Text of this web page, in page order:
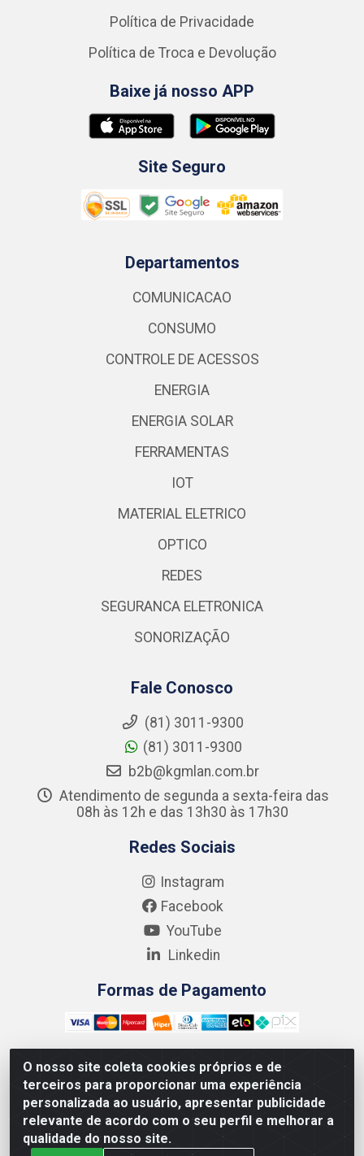
O nosso site coleta cookies próprios e de
terceiros para proporcionar uma experiência
personalizada ao usuário, apresentar publicidade
relevante de acordo com o seu perfil e melhorar a
qualidade do nosso site.
Política de Privacidade
Política de Troca e Devolução
Baixe já nosso APP
Site Seguro
Departamentos
COMUNICACAO
CONSUMO
CONTROLE DE ACESSOS
ENERGIA
ENERGIA SOLAR
FERRAMENTAS
IOT
MATERIAL ELETRICO
OPTICO
REDES
SEGURANCA ELETRONICA
SONORIZAÇÃO
Fale Conosco
(81) 3011-9300
(81) 3011-9300
b2b@kgmlan.com.br
Atendimento de segunda a sexta-feira das
08h às 12h e das 13h30 às 17h30
Redes Sociais
Instagram
Facebook
YouTube
Linkedin
Formas de Pagamento
Kgmlan Distribuidora LTDA - CNPJ 18.217.682/0001-54 -
Rua Pedro de Barros Cavalcante, 58 - Bultrins, Olinda/PE
- CEP 53320-110